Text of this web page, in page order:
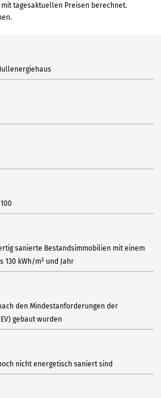
tagesaktuellen Preisen berechnet.
sanierte Bestandsimmobilien mit einem
130 kWh/m² und Jahr
den Mindestanforderungen der
gebaut wurden
nicht energetisch saniert sind